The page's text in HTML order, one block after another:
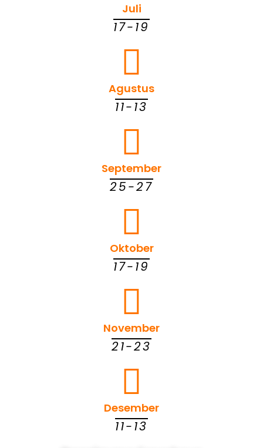
Juli
17-19
Agustus
11-13
September
25-27
Oktober
17-19
November
21-23
Desember
11-13